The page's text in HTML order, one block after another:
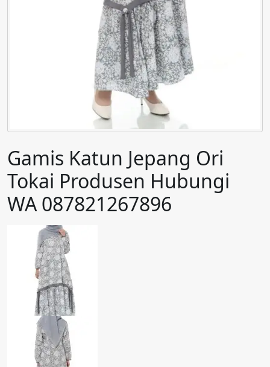
Gamis Katun Jepang Ori
Tokai Produsen Hubungi
WA 087821267896